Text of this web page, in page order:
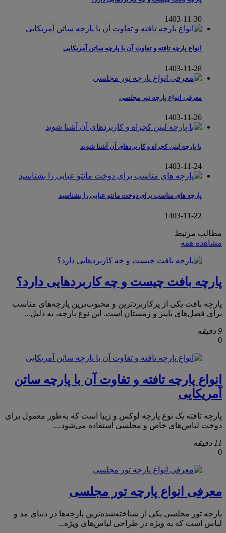
1403-11-30
انواع پارچه تافته و تفاوت آن با پارچه ساتن آمریکایی
1403-11-28
معرفی انواع پارچه تور مجلسی
1403-11-26
با پارچه لینن کجراه و کاربردهای آن آشنا شوید
1403-11-24
پارچه های مناسب برای دوخت مانتو عبایی را بشناسید
1403-11-22
مطالب مرتبط
مشاهده همه
پارچه بافت چیست و چه کاربردهایی دارد؟
پارچه بافت یکی از پرکاربردترین و محبوب‌ترین پارچه‌های مناسب
برای فصل‌های پاییز و زمستان است. این نوع پارچه، به دلیل...
9 دقیقه
0
انواع پارچه تافته و تفاوت آن با پارچه ساتن
آمریکایی
پارچه تافته یک نوع پارچه لوکس و زیبا است که به‌طور معمول برای
دوخت لباس‌های خاص و مجلسی استفاده می‌شود....
11 دقیقه
0
معرفی انواع پارچه تور مجلسی
پارچه تور مجلسی یکی از شناخته‌شده‌ترین پارچه‌ها در دنیای مد و
لباس است که به ویژه در طراحی لباس‌های ویژه...